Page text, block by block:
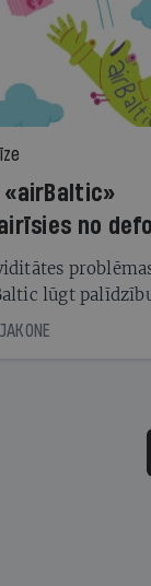
«airBaltic»
no
lūgt
turētājiem,
augstos
jāpārskaita jau
nākamās